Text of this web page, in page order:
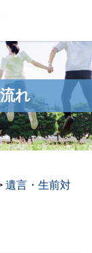
れ
遺言・生前対